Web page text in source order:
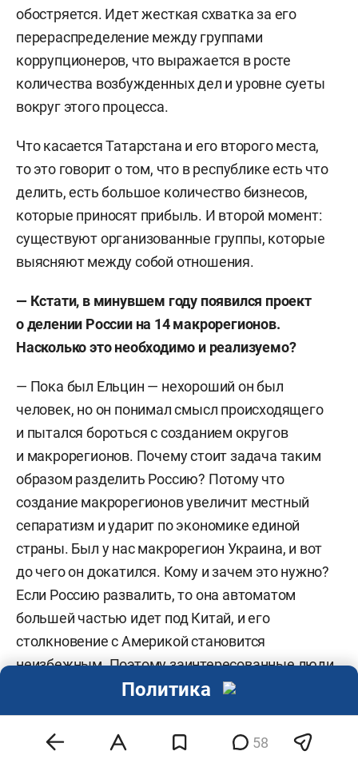
обостряется. Идет жесткая схватка за его
перераспределение между группами
коррупционеров, что выражается в росте
количества возбужденных дел и уровне суеты
вокруг этого процесса.
Что касается Татарстана и его второго места,
то это говорит о том, что в республике есть что
делить, есть большое количество бизнесов,
которые приносят прибыль. И второй момент:
существуют организованные группы, которые
выясняют между собой отношения.
— Кстати, вминувшем году появился проект
о делении России на 14 макрорегионов.
Насколько это необходимо и реализуемо?
— Пока был Ельцин — нехороший он был
человек, но он понимал смысл происходящего
и пытался бороться с созданием округов
и макрорегионов. Почему стоит задача таким
образом разделить Россию? Потому что
создание макрорегионов увеличит местный
сепаратизм и ударит по экономике единой
страны. Был у нас макрорегион Украина, и вот
до чего он докатился. Кому и зачем это нужно?
Если Россию развалить, то она автоматом
большей частью идет под Китай, и его
столкновение с Америкой становится
неизбежным. Поэтому заинтересованные люди
все время строят подобные планы. Создавать
не нужно, потому, что отсталая страна может
58
Политика